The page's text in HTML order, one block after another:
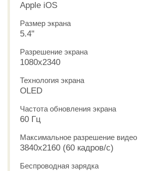
Apple iOS
Размер экрана
5.4"
Разрешение экрана
1080x2340
Технология экрана
OLED
Частота обновления экрана
60 Гц
Максимальное разрешение видео
3840x2160 (60 кадров/с)
Беспроводная зарядка